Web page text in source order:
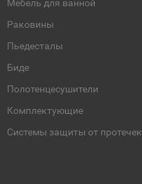
Мебель для ванной
Раковины
Пьедесталы
Биде
Полотенцесушители
Комплектующие
Системы защиты от протечек